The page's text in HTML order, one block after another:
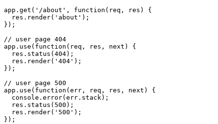
app.get('/about', function(req, res) {
  res.render('about');
});
// user page 404
app.use(function(req, res, next) {
  res.status(404);
  res.render('404');
});
// user page 500
app.use(function(err, req, res, next) {
  console.error(err.stack);
  res.status(500);
  res.render('500');
});